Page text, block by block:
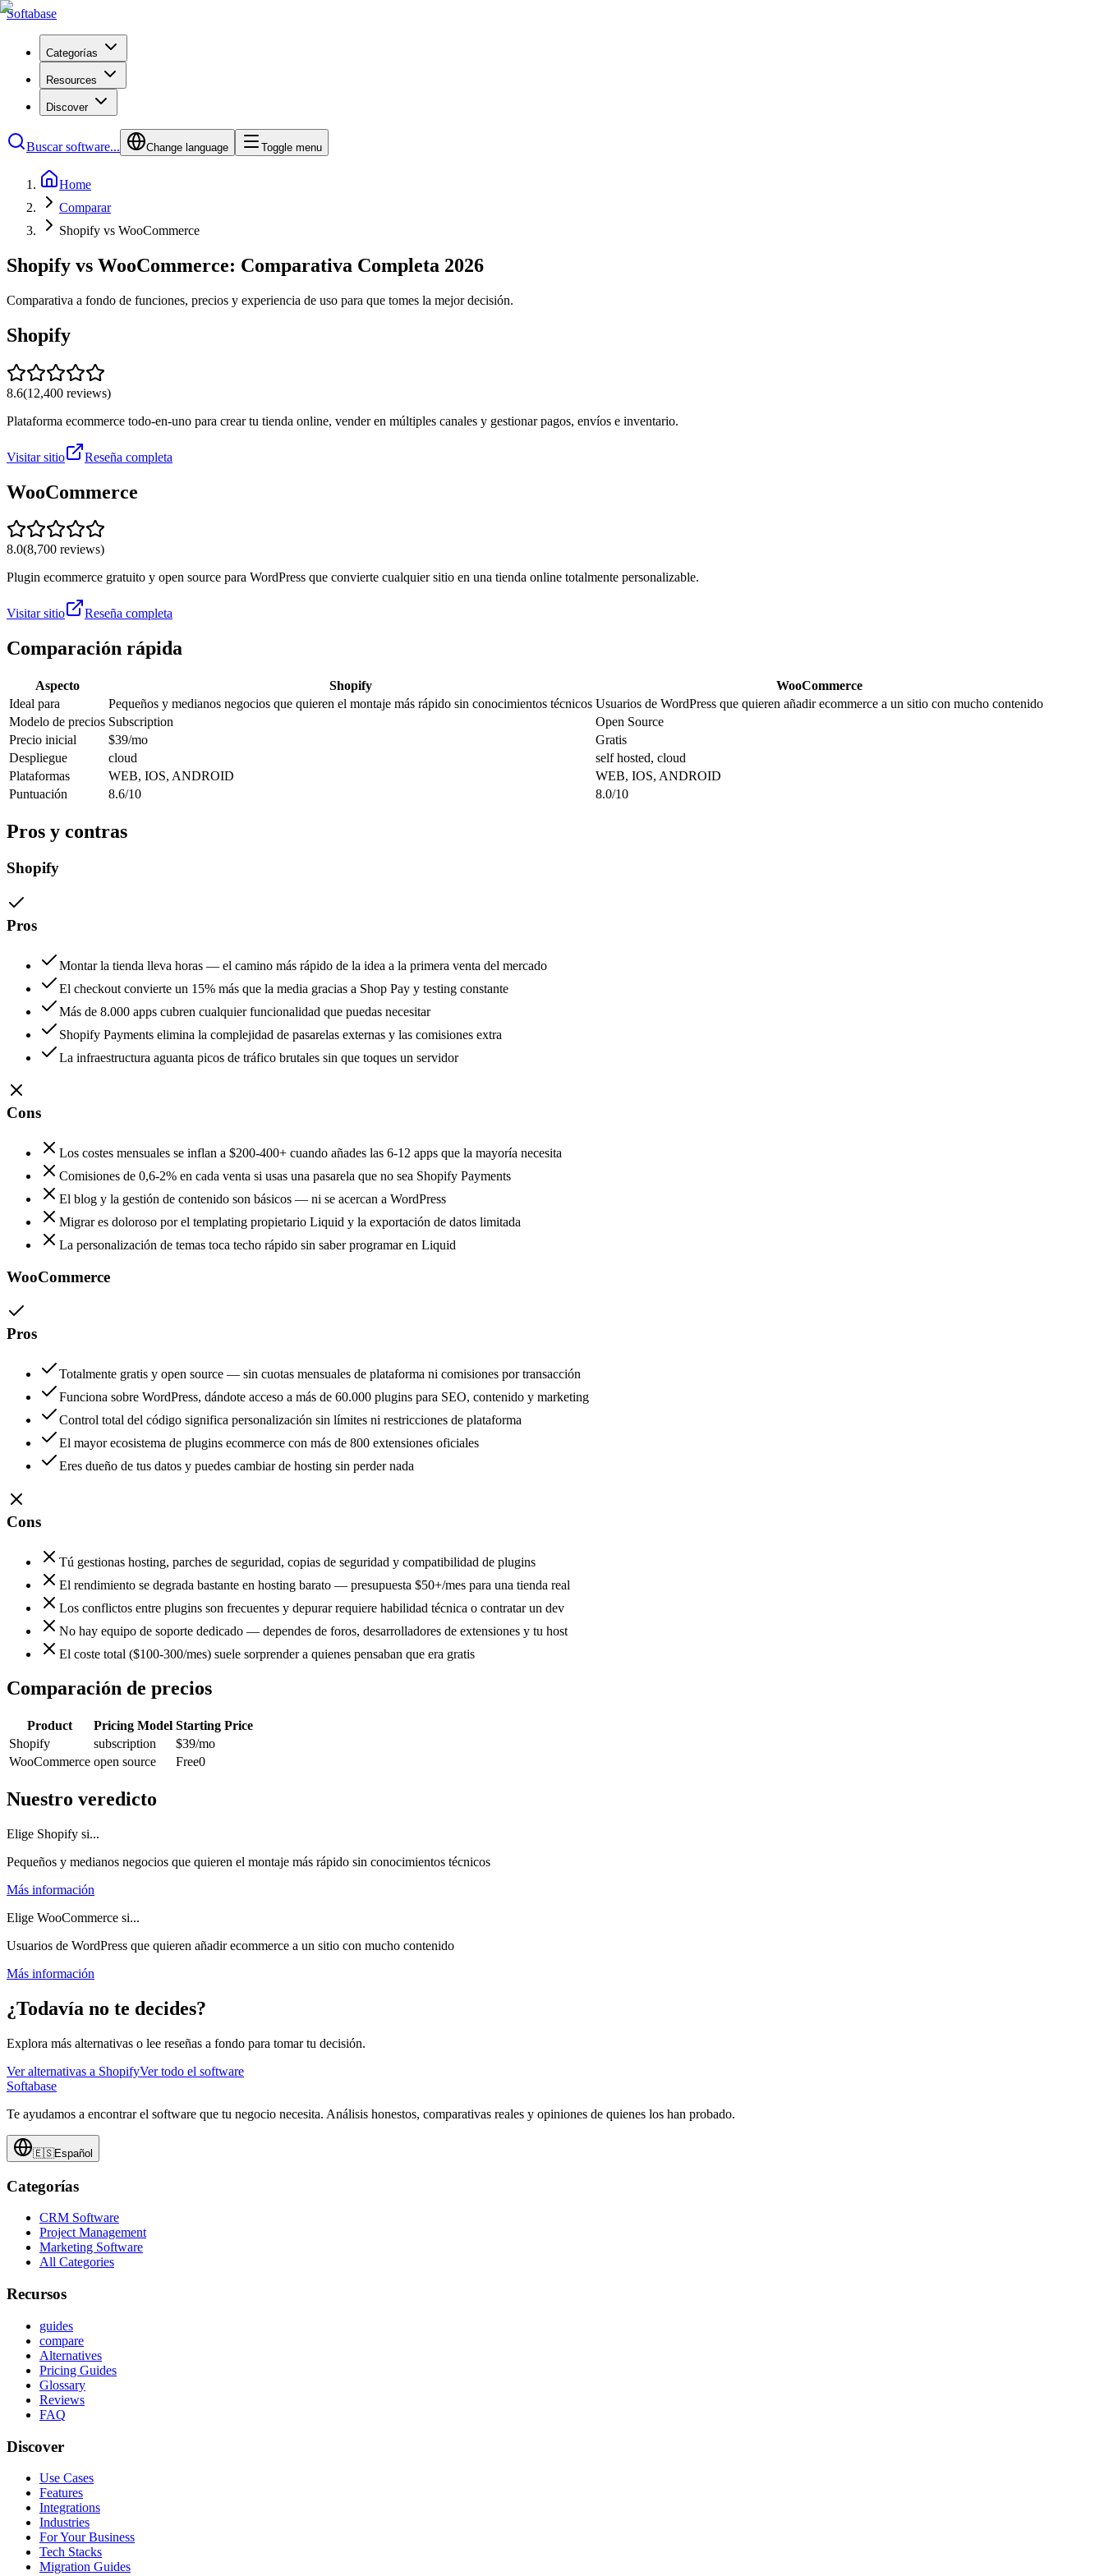
Softabase
Categorías
Resources
Discover
Buscar software... Change language Toggle menu
Home
Comparar
Shopify vs WooCommerce
Shopify vs WooCommerce: Comparativa Completa 2026
Comparativa a fondo de funciones, precios y experiencia de uso para que tomes la mejor decisión.
Shopify
8.6(12,400 reviews)
Plataforma ecommerce todo-en-uno para crear tu tienda online, vender en múltiples canales y gestionar pagos, envíos e inventario.
Visitar sitio Reseña completa
WooCommerce
8.0(8,700 reviews)
Plugin ecommerce gratuito y open source para WordPress que convierte cualquier sitio en una tienda online totalmente personalizable.
Visitar sitio Reseña completa
Comparación rápida
Aspecto Shopify
WooCommerce
Ideal para
Pequeños y medianos negocios que quieren el montaje más rápido sin conocimientos técnicos Usuarios de WordPress que quieren añadir ecommerce a un sitio con mucho contenido
Modelo de precios Subscription
Open Source
Precio inicial
$39/mo
Gratis
Despliegue
cloud
self hosted, cloud
Plataformas
WEB, IOS, ANDROID
WEB, IOS, ANDROID
Puntuación
8.6/10 8.0/10
Pros y contras
Shopify
Pros
Montar la tienda lleva horas — el camino más rápido de la idea a la primera venta del mercado
El checkout convierte un 15% más que la media gracias a Shop Pay y testing constante
Más de 8.000 apps cubren cualquier funcionalidad que puedas necesitar
Shopify Payments elimina la complejidad de pasarelas externas y las comisiones extra
La infraestructura aguanta picos de tráfico brutales sin que toques un servidor
Cons
Los costes mensuales se inflan a $200-400+ cuando añades las 6-12 apps que la mayoría necesita
Comisiones de 0,6-2% en cada venta si usas una pasarela que no sea Shopify Payments
El blog y la gestión de contenido son básicos — ni se acercan a WordPress
Migrar es doloroso por el templating propietario Liquid y la exportación de datos limitada
La personalización de temas toca techo rápido sin saber programar en Liquid
WooCommerce
Pros
Totalmente gratis y open source — sin cuotas mensuales de plataforma ni comisiones por transacción
Funciona sobre WordPress, dándote acceso a más de 60.000 plugins para SEO, contenido y marketing
Control total del código significa personalización sin límites ni restricciones de plataforma
El mayor ecosistema de plugins ecommerce con más de 800 extensiones oficiales
Eres dueño de tus datos y puedes cambiar de hosting sin perder nada
Cons
Tú gestionas hosting, parches de seguridad, copias de seguridad y compatibilidad de plugins
El rendimiento se degrada bastante en hosting barato — presupuesta $50+/mes para una tienda real
Los conflictos entre plugins son frecuentes y depurar requiere habilidad técnica o contratar un dev
No hay equipo de soporte dedicado — dependes de foros, desarrolladores de extensiones y tu host
El coste total ($100-300/mes) suele sorprender a quienes pensaban que era gratis
Comparación de precios
Product Pricing Model Starting Price
Shopify
subscription $39/mo
WooCommerce open source Free0
Nuestro veredicto
Elige Shopify si...
Pequeños y medianos negocios que quieren el montaje más rápido sin conocimientos técnicos
Más información
Elige WooCommerce si...
Usuarios de WordPress que quieren añadir ecommerce a un sitio con mucho contenido
Más información
¿Todavía no te decides?
Explora más alternativas o lee reseñas a fondo para tomar tu decisión.
Ver alternativas a ShopifyVer todo el software
Softabase
Te ayudamos a encontrar el software que tu negocio necesita. Análisis honestos, comparativas reales y opiniones de quienes los han probado.
🇪🇸Español
Categorías
CRM Software
Project Management
Marketing Software
All Categories
Recursos
guides
compare
Alternatives
Pricing Guides
Glossary
Reviews
FAQ
Discover
Use Cases
Features
Integrations
Industries
For Your Business
Tech Stacks
Migration Guides